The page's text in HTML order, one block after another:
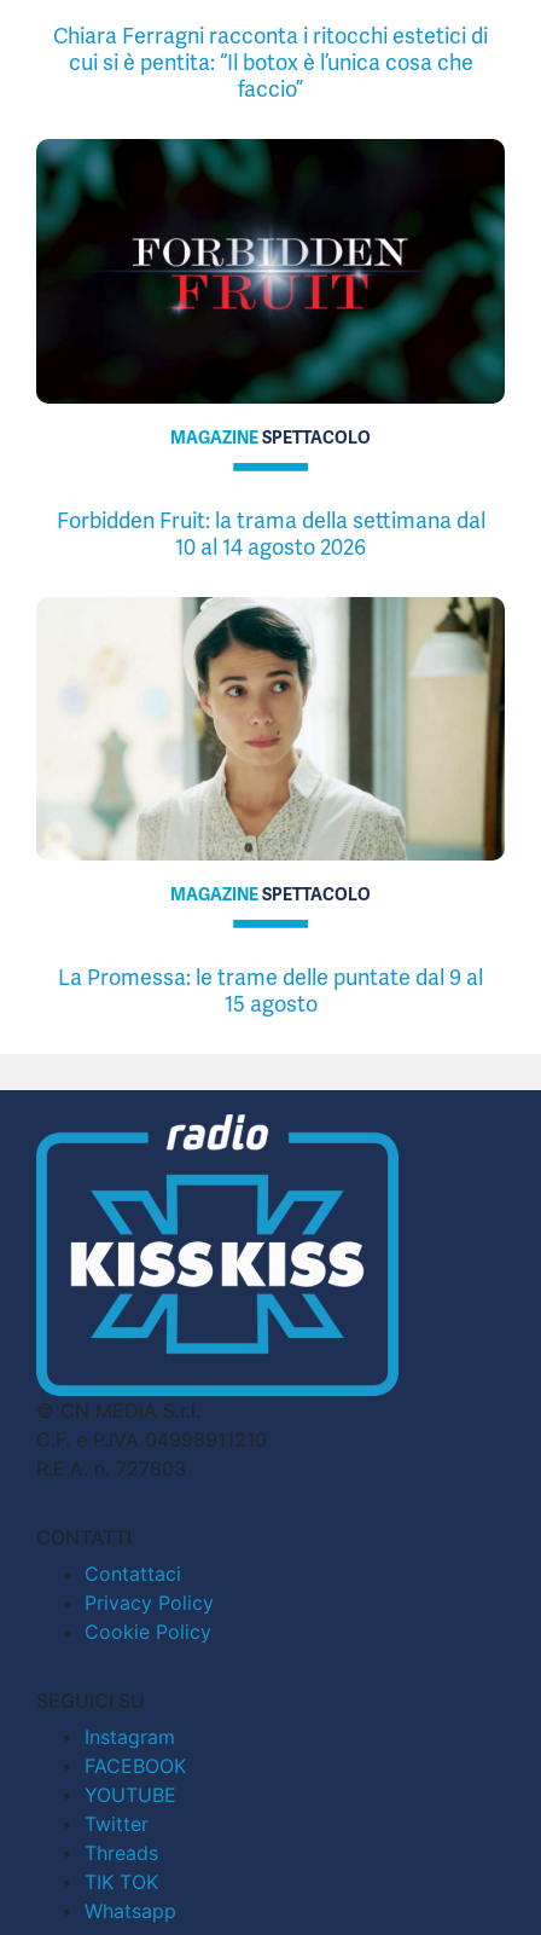
Chiara Ferragni racconta i ritocchi estetici di
cui si è pentita: “Il botox è l’unica cosa che
faccio”
MAGAZINESPETTACOLO
Forbidden Fruit: la trama della settimana dal
10 al 14 agosto 2026
MAGAZINESPETTACOLO
La Promessa: le trame delle puntate dal 9 al
15 agosto
© CN MEDIA S.r.l.
C.F. e P.IVA 04998911210
R.E.A. n. 727803
CONTATTI
Contattaci
Privacy Policy
Cookie Policy
SEGUICI SU
Instagram
FACEBOOK
YOUTUBE
Twitter
Threads
TIK TOK
Whatsapp